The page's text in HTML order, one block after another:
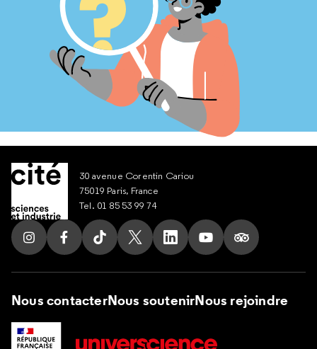
30 avenue Corentin Cariou
75019 Paris, France
Tel. 01 85 53 99 74
Suivez nous sur Instagram
Suivez nous sur Facebook
Suivez nous sur Tik Tok
Suivez nous sur X
Suivez nous sur LinkedIn
Suivez nous sur
Suivez nous
Nous contacterNous soutenirNous rejoindre